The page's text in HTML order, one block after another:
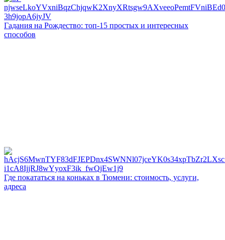
Гадания на Рождество: топ-15 простых и интересных
способов
Где покататься на коньках в Тюмени: стоимость, услуги,
адреса